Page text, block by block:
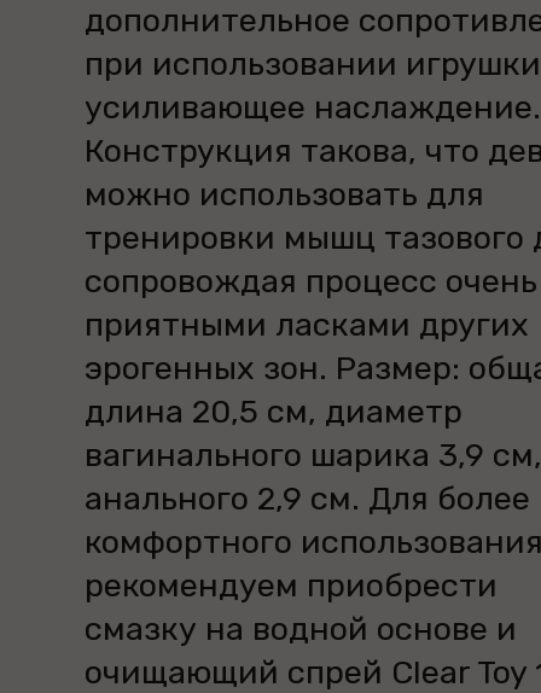
дополнительное
при использовании
усиливающее наслаждение.
Конструкция такова, что
можно использовать для
тренировки мышц тазового
сопровождая процесс очень
приятными ласками других
эрогенных зон. Размер:
длина 20,5 см, диаметр
вагинального шарика 3,9 см,
анального 2,9 см. Для более
комфортного
рекомендуем приобрести
смазку на водной основе и
очищающий спрей Clear Toy